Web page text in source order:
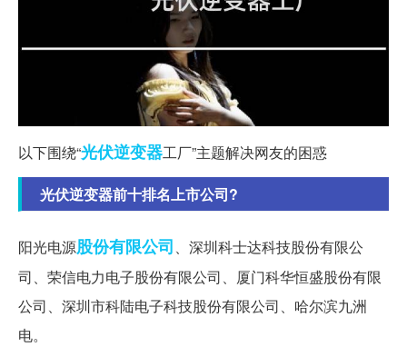
以下围绕“光伏逆变器工厂”主题解决网友的困惑
光伏逆变器前十排名上市公司?
阳光电源股份有限公司、深圳科士达科技股份有限公
司、荣信电力电子股份有限公司、厦门科华恒盛股份有限
公司、深圳市科陆电子科技股份有限公司、哈尔滨九洲
电。